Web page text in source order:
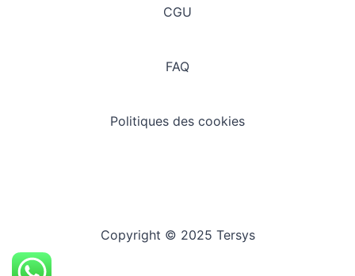
CGU
FAQ
Politiques des cookies
Copyright © 2025 Tersys